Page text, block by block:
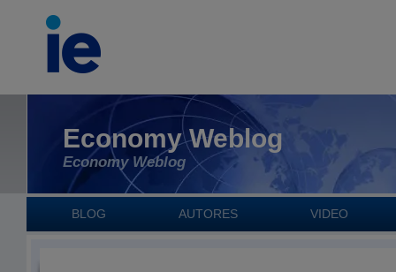
Economy Weblog
Economy Weblog
BLOG AUTORES VIDEO